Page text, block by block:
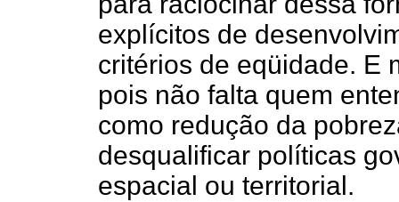
explícitos de
critérios de eqüidade. E
pois não falta quem
como redução da
desqualificar políticas
espacial ou territorial.